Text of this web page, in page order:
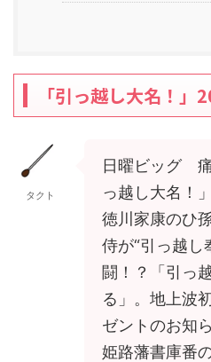
「引っ越し大名！
タクト
日曜ビッグ
っ越し大名！
徳川家康のひ
侍が“引っ越し
闘！？「引っ
る」。地上波
ゼントのお知
姫路藩書庫番